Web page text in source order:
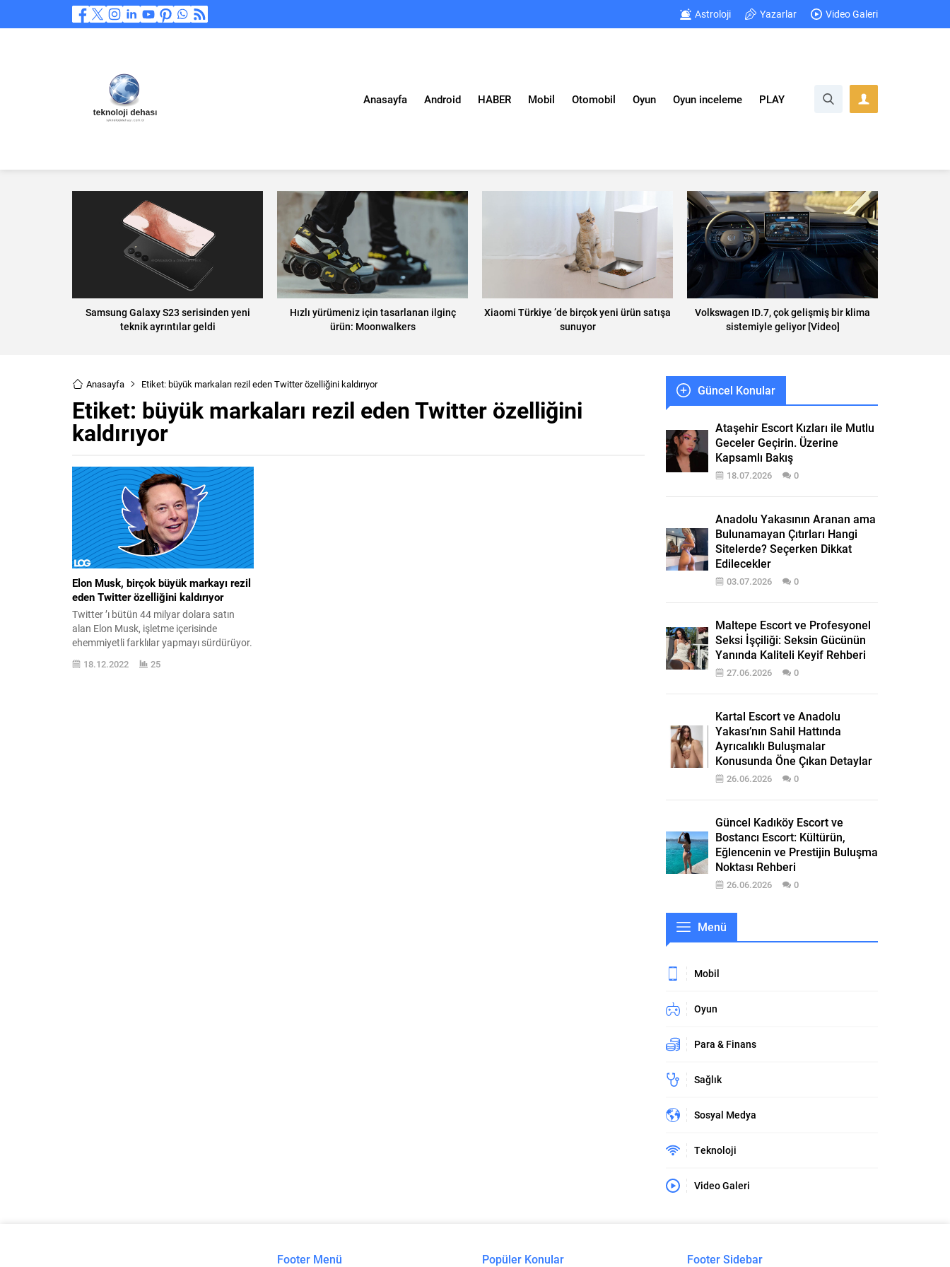
Astroloji Yazarlar Video Galeri
Anasayfa Android HABER Mobil Otomobil Oyun Oyun inceleme PLAY
Samsung Galaxy S23 serisinden yeni
teknik ayrıntılar geldi
Hızlı yürümeniz için tasarlanan ilginç
ürün: Moonwalkers
Xiaomi Türkiye ’de birçok yeni ürün satışa
sunuyor
Volkswagen ID.7, çok gelişmiş bir klima
sistemiyle geliyor [Video]
Anasayfa Etiket: büyük markaları rezil eden Twitter özelliğini kaldırıyor
Etiket: büyük markaları rezil eden Twitter özelliğini
kaldırıyor
Elon Musk, birçok büyük markayı rezil
eden Twitter özelliğini kaldırıyor
Twitter ’ı bütün 44 milyar dolara satın
alan Elon Musk, işletme içerisinde
ehemmiyetli farklılar yapmayı sürdürüyor.
Elon Musk, Twitter ’a verdiği parayı
çıkarmak, platformu hasar etmeyen bir
18.12.2022 25
Güncel Konular
Ataşehir Escort Kızları ile Mutlu
Geceler Geçirin. Üzerine
Kapsamlı Bakış
18.07.2026 0
Anadolu Yakasının Aranan ama
Bulunamayan Çıtırları Hangi
Sitelerde? Seçerken Dikkat
Edilecekler
03.07.2026 0
Maltepe Escort ve Profesyonel
Seksi İşçiliği: Seksin Gücünün
Yanında Kaliteli Keyif Rehberi
27.06.2026 0
Kartal Escort ve Anadolu
Yakası’nın Sahil Hattında
Ayrıcalıklı Buluşmalar
Konusunda Öne Çıkan Detaylar
26.06.2026 0
Güncel Kadıköy Escort ve
Bostancı Escort: Kültürün,
Eğlencenin ve Prestijin Buluşma
Noktası Rehberi
26.06.2026 0
Menü
Mobil
Oyun
Para & Finans
Sağlık
Sosyal Medya
Teknoloji
Video Galeri
Footer Menü Popüler Konular Footer Sidebar